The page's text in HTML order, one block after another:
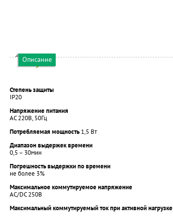
Описание
Степень защиты
IP20
Напряжение питания
AC 220B, 50Гц
Потребляемая мощность 1,5 Вт
Диапазон выдержек времени
0,5 – 30мин
Погрешность выдержки по времени
не более 3%
Максимальное коммутируемое напряжение
AC/DC 250В
Максимальный коммутируемый ток при активной нагрузке